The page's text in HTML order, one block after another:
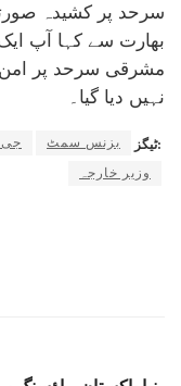
سرحد پر کشیدہ
بھارت سے کہا آپ ایک
مشرقی سرحد پر امن
نہیں دیا گیا۔
ٹیگز: بزنس سمٹ جی
وزیر خارجہ